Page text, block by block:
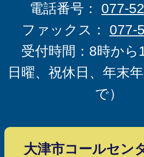
電話番号： 077-
ファックス： 077-
受付時間：8時から
日曜、祝休日、年末
で）
大津市コールセン